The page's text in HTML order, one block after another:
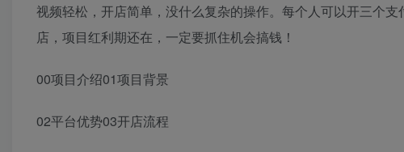
视频轻松，开店简单，没什么复杂的操作。每个人可以开三个
店，项目红利期还在，一定要抓住机会搞钱！
00项目介绍01项目背景
02平台优势03开店流程